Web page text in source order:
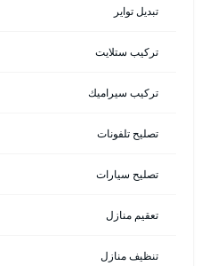
تبديل تواير
تركيب ستلايت
تركيب سيراميك
تصليح تلفونات
تصليح سيارات
تعقيم منازل
تنظيف منازل